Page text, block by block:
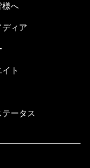
様へ
ディア
ト
ータス